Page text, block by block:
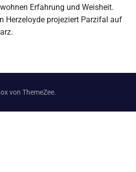
Erfahrung und Weisheit.
Herzeloyde projeziert Parzifal auf
von ThemeZee.